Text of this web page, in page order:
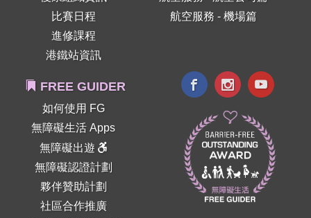
比賽日程
進修課程
港鐵站資訊
航空服務 - 機場篇
FREE GUIDER
如何使用 FG
無障礙生活 Apps
無障礙出遊
無障礙認證計劃
夥伴贊助計劃
社區合作推廣